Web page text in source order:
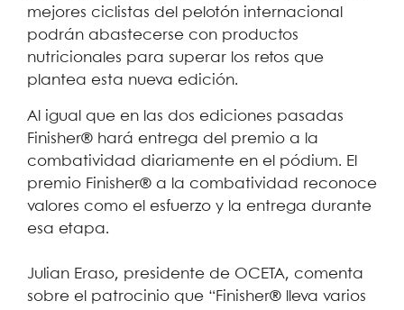
mejores ciclistas del pelotón internacional
podrán abastecerse con productos
nutricionales para superar los retos que
plantea esta nueva edición.
Al igual que en las dos ediciones pasadas
Finisher® hará entrega del premio a la
combatividad diariamente en el pódium. El
premio Finisher® a la combatividad reconoce
valores como el esfuerzo y la entrega durante
esa etapa.
Julian Eraso, presidente de OCETA, comenta
sobre el patrocinio que “Finisher® lleva varios